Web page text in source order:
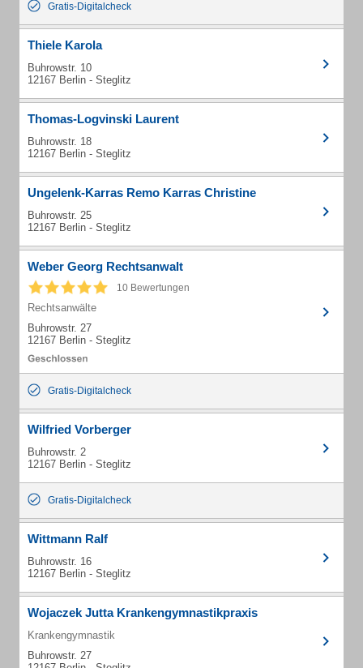
Gratis-Digitalcheck
Thiele Karola
Buhrowstr. 10
12167 Berlin - Steglitz
Thomas-Logvinski Laurent
Buhrowstr. 18
12167 Berlin - Steglitz
Ungelenk-Karras Remo Karras Christine
Buhrowstr. 25
12167 Berlin - Steglitz
Weber Georg Rechtsanwalt
10 Bewertungen
Rechtsanwälte
Buhrowstr. 27
12167 Berlin - Steglitz
Gratis-Digitalcheck
Wilfried Vorberger
Buhrowstr. 2
12167 Berlin - Steglitz
Gratis-Digitalcheck
Wittmann Ralf
Buhrowstr. 16
12167 Berlin - Steglitz
Wojaczek Jutta Krankengymnastikpraxis
Krankengymnastik
Buhrowstr. 27